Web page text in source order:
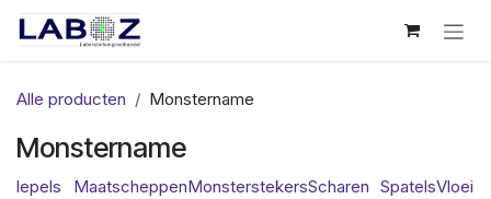
Overslaan naar inhoud
Alle producten Monstername
Monstername
lepels
MaatscheppenMonsterstekersScharen Spatels